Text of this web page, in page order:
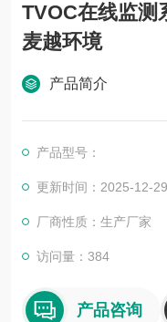
TVOC在线监测
麦越环境
产品简介
产品型号：
更新时间：2025-12-29
厂商性质：生产厂家
访问量：384
产品咨询